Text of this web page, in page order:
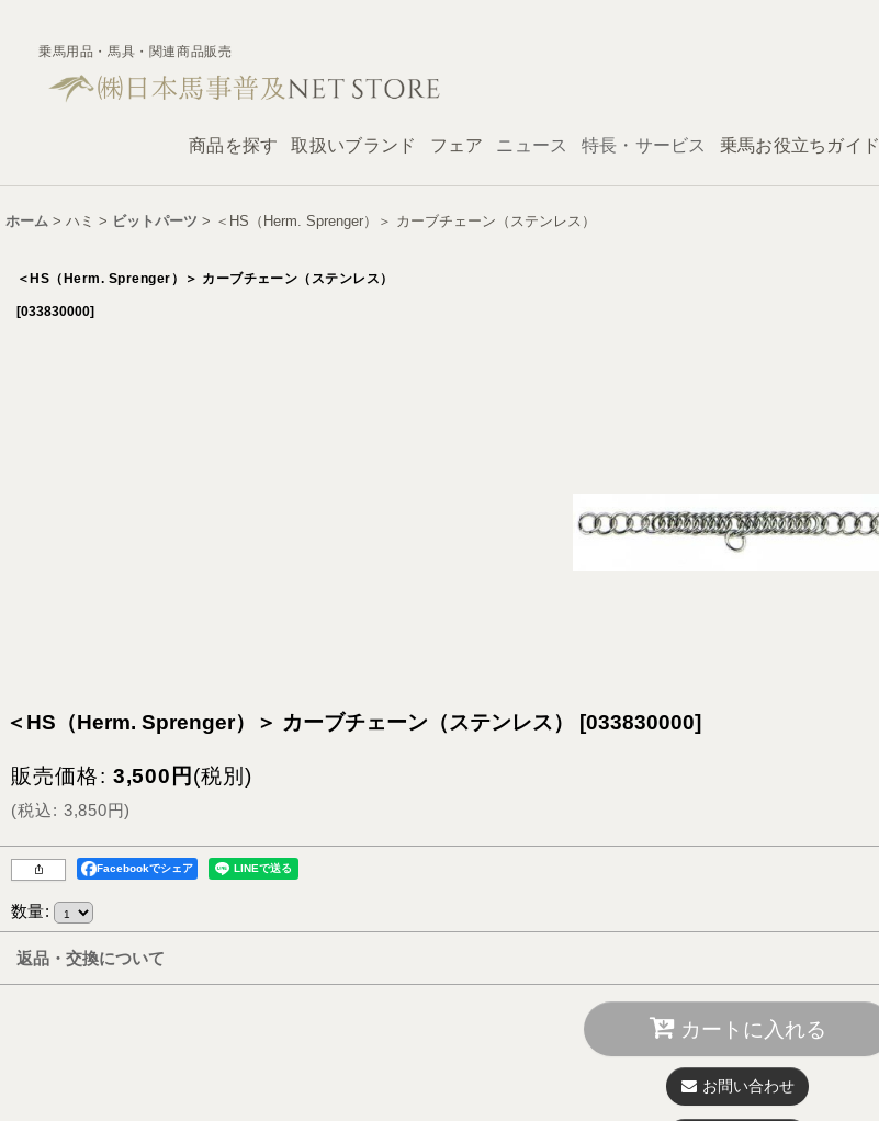
乗馬用品・馬具・関連商品販売
商品を探す 取扱いブランド フェア ニュース 特長・サービス 乗馬お役立ちガイド
ホーム > ハミ > ビットパーツ > ＜HS（Herm. Sprenger）＞ カーブチェーン（ステンレス）
＜HS（Herm. Sprenger）＞ カーブチェーン（ステンレス）
[033830000]
＜HS（Herm. Sprenger）＞ カーブチェーン（ステンレス） [033830000]
販売価格: 3,500 円 (税別)
(税込: 3,850円)
Facebookでシェア
数量:
返品・交換について
カートに入れる
お問い合わせ